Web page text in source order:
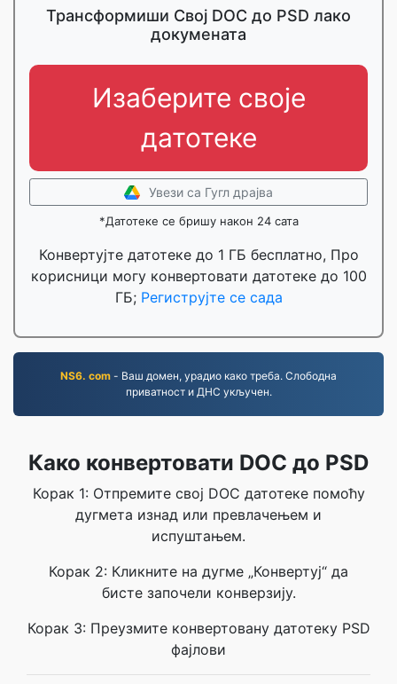
Трансформиши Свој DOC до PSD лако
докумената
Изаберите своје
датотеке
Увези са Гугл драјва
*Датотеке се бришу након 24 сата
Конвертујте датотеке до 1 ГБ бесплатно, Про
корисници могу конвертовати датотеке до 100
ГБ; Региструјте се сада
NS6. com - Ваш домен, урадио како треба. Слободна
приватност и ДНС укључен.
Како конвертовати DOC до PSD
Корак 1: Отпремите свој DOC датотеке помоћу
дугмета изнад или превлачењем и
испуштањем.
Корак 2: Кликните на дугме „Конвертуј“ да
бисте започели конверзију.
Корак 3: Преузмите конвертовану датотеку PSD
фајлови